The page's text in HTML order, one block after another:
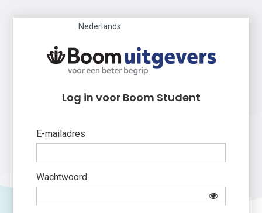
Nederlands
Log in voor Boom Student
E-mailadres
Wachtwoord